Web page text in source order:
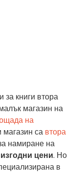
за книги втора
магазин на
на
магазин са втора
намиране на
изгодни цени. Но
в